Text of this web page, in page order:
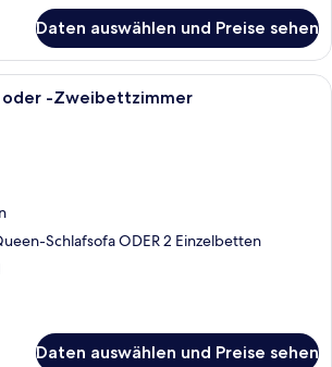
Daten auswählen und Preise sehen
Ein Hotelzimmer mit einem großen
oder -Zweibettzimmer
Schlafsofa ODER 2 Einzelbetten
Daten auswählen und Preise sehen